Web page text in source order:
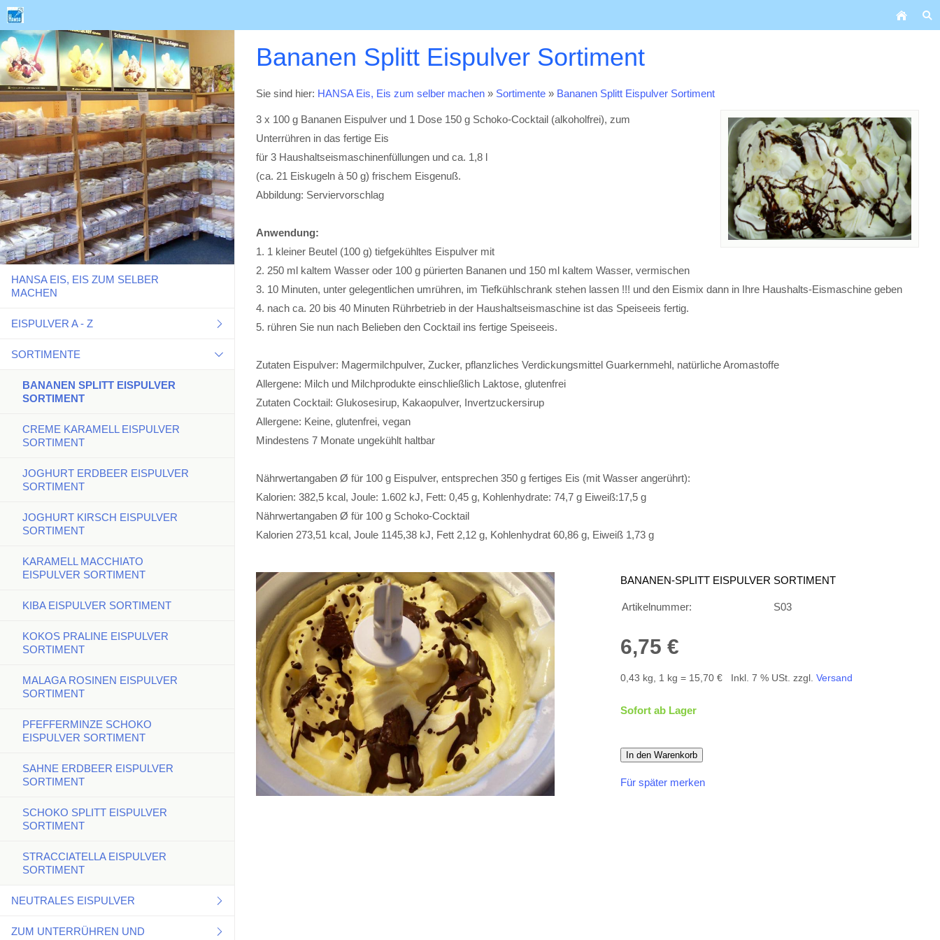
HANSA EIS, EIS ZUM SELBER
MACHEN
EISPULVER A - Z
AMARENA-KIRSCH EISPULVER
BANANE EISPULVER
CAPPPUCCINO-EISPULVER
DUNKLE SCHOKOLADE
EISPULVER
EIERPUNSCH EISPULVER
HASELNUSS EISPULVER
HIMBEER EISPULVER
KINDER SCHOKOLADE EISPULVER
KOKOSNUSS EISPULVER
MANGO EISPULVER
MARACUJA EISPULVER
SORTIMENTE
BANANEN SPLITT EISPULVER
SORTIMENT
CREME KARAMELL EISPULVER
SORTIMENT
JOGHURT ERDBEER EISPULVER
SORTIMENT
JOGHURT KIRSCH EISPULVER
SORTIMENT
KARAMELL MACCHIATO
EISPULVER SORTIMENT
KIBA EISPULVER SORTIMENT
KOKOS PRALINE EISPULVER
SORTIMENT
MALAGA ROSINEN EISPULVER
SORTIMENT
PFEFFERMINZE SCHOKO
EISPULVER SORTIMENT
SAHNE ERDBEER EISPULVER
SORTIMENT
SCHOKO SPLITT EISPULVER
SORTIMENT
STRACCIATELLA EISPULVER
SORTIMENT
NEUTRALES EISPULVER
MILCH NEUTRAL EISPULVER
ZUM UNTERRÜHREN UND
Bananen Splitt Eispulver Sortiment
Sie sind hier: HANSA Eis, Eis zum selber machen » Sortimente » Bananen Splitt Eispulver Sortiment
3 x 100 g Bananen Eispulver und 1 Dose 150 g Schoko-Cocktail (alkoholfrei), zum
Unterrühren in das fertige Eis
für 3 Haushaltseismaschinenfüllungen und ca. 1,8 l
(ca. 21 Eiskugeln à 50 g) frischem Eisgenuß.
Abbildung: Serviervorschlag
Anwendung:
1. 1 kleiner Beutel (100 g) tiefgekühltes Eispulver mit
2. 250 ml kaltem Wasser oder 100 g pürierten Bananen und 150 ml kaltem Wasser, vermischen
3. 10 Minuten, unter gelegentlichen umrühren, im Tiefkühlschrank stehen lassen !!! und den Eismix dann in Ihre Haushalts-Eismaschine geben
4. nach ca. 20 bis 40 Minuten Rührbetrieb in der Haushaltseismaschine ist das Speiseeis fertig.
5. rühren Sie nun nach Belieben den Cocktail ins fertige Speiseeis.
Zutaten Eispulver: Magermilchpulver, Zucker, pflanzliches Verdickungsmittel Guarkernmehl, natürliche Aromastoffe
Allergene: Milch und Milchprodukte einschließlich Laktose, glutenfrei
Zutaten Cocktail: Glukosesirup, Kakaopulver, Invertzuckersirup
Allergene: Keine, glutenfrei, vegan
Mindestens 7 Monate ungekühlt haltbar
Nährwertangaben Ø für 100 g Eispulver, entsprechen 350 g fertiges Eis (mit Wasser angerührt):
Kalorien: 382,5 kcal, Joule: 1.602 kJ, Fett: 0,45 g, Kohlenhydrate: 74,7 g Eiweiß:17,5 g
Nährwertangaben Ø für 100 g Schoko-Cocktail
Kalorien 273,51 kcal, Joule 1145,38 kJ, Fett 2,12 g, Kohlenhydrat 60,86 g, Eiweiß 1,73 g
BANANEN-SPLITT EISPULVER SORTIMENT
Artikelnummer: S03
6,75 €
0,43 kg, 1 kg = 15,70 € Inkl. 7 % USt. zzgl.Versand
Sofort ab Lager
In den Warenkorb
Für später merken